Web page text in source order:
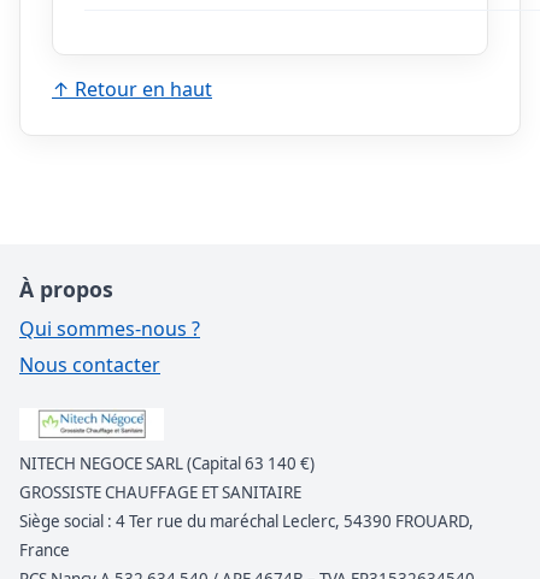
↑ Retour en haut
À propos
Qui sommes-nous ?
Nous contacter
NITECH NEGOCE SARL (Capital 63 140 €)
GROSSISTE CHAUFFAGE ET SANITAIRE
Siège social : 4 Ter rue du maréchal Leclerc, 54390 FROUARD,
France